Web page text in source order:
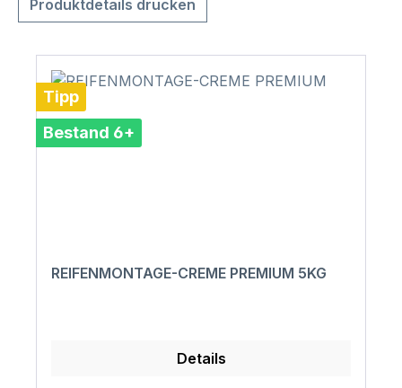
Produktdetails drucken
Tipp
Bestand 6+
REIFENMONTAGE-CREME PREMIUM 5KG
Details